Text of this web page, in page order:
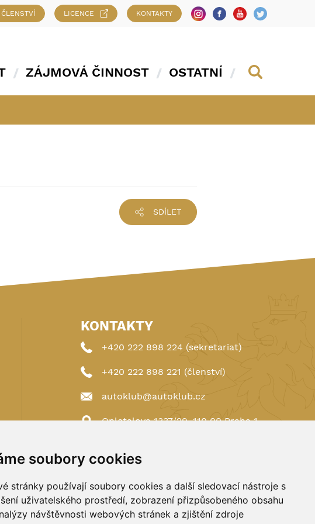
soubory cookies
stránky používají soubory cookies a další sledovací nástroje s
uživatelského prostředí, zobrazení přizpůsobeného obsahu
návštěvnosti webových stránek a zjištění zdroje
ČLENSTVÍ LICENCE KONTAKTY
ZÁJMOVÁ ČINNOST OSTATNÍ
SDÍLET
KONTAKTY
+420 222 898 224 (sekretariat)
+420 222 898 221 (členství)
autoklub@autoklub.cz
Opletalova 1337/29, 110 00 Praha 1
Spravováno a hostováno uDIGITREE